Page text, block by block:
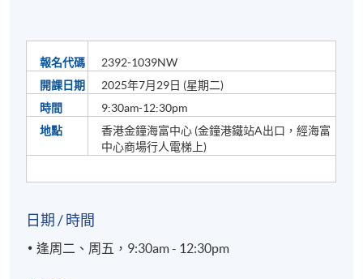
報名代碼
2392-1039NW
開課日期
2025年7月29日 (星期二)
時間
9:30am-12:30pm
地點
香港金鐘海富中心 (金鐘港鐵站A出口，經海富
中心商場行人電梯上)
日期 / 時間
逢周二、周五，9:30am - 12:30pm